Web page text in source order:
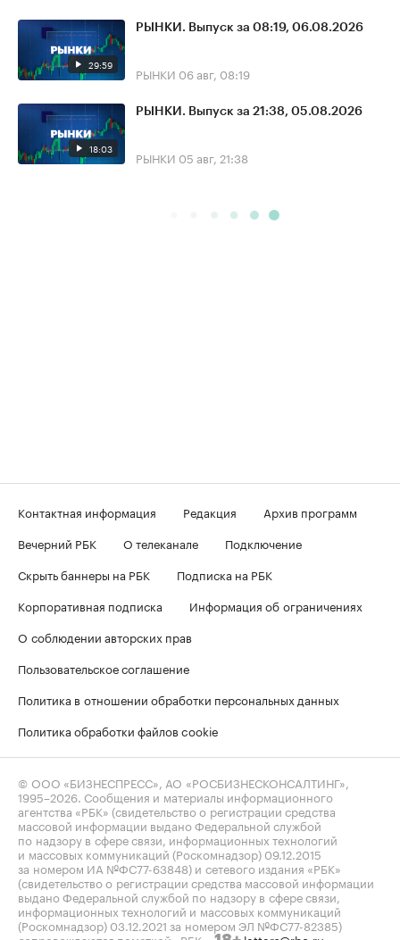
29:59
РЫНКИ. Выпуск за 08:19, 06.08.2026
РЫНКИ 06 авг, 08:19
18:03
РЫНКИ. Выпуск за 21:38, 05.08.2026
РЫНКИ 05 авг, 21:38
Контактная информация Редакция
Архив программ
Вечерний РБК
О телеканале
Подключение
Скрыть баннеры на РБК
Подписка на РБК
Корпоративная подписка
Информация об ограничениях
О соблюдении авторских прав
Пользовательское соглашение
Политика в отношении обработки персональных данных
Политика обработки файлов cookie
© ООО «БИЗНЕСПРЕСС», АО «РОСБИЗНЕСКОНСАЛТИНГ»,
1995–2026 . Сообщения и материалы информационного
агентства «РБК» (свидетельство о регистрации средства
массовой информации выдано Федеральной службой
по надзору в сфере связи, информационных технологий
и массовых коммуникаций (Роскомнадзор) 09.12.2015
за номером ИА №ФС77-63848) и сетевого издания «РБК»
(свидетельство о регистрации средства массовой информации
выдано Федеральной службой по надзору в сфере связи,
информационных технологий и массовых коммуникаций
(Роскомнадзор) 03.12.2021 за номером ЭЛ №ФС77-82385)